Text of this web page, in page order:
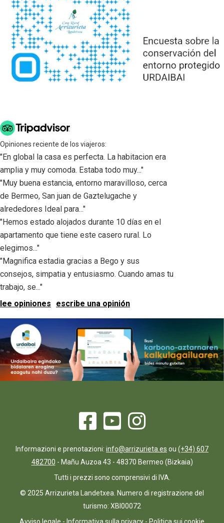
Opiniones reciente de los viajeros:
"En global la casa es perfecta. La habitacion era
amplia y muy comoda. Estaba todo muy..."
"Muy buena estancia, entorno maravilloso, cerca
de Bermeo, San juan de Gaztelugache y
alrededores Ideal para..."
"Hemos estado alojados durante 10 días en el
apartamento que tiene este casero rural. Lo
elegimos..."
"Magnifica estadia gracias a Bego y sus
consejos, simpatia y entusiasmo. Cuando amas tu
trabajo, se..."
lee opiniones
escribe una opinión
Informazioni e prenotazioni: info@arrizurieta.es ou (+34) 607
482700 - Mañu Auzoa 43 - 48370 Bermeo (Bizkaia)
Tutti i prezzi sono comprensivi di IVA.
© 2025 Arrizurieta Landetxea. Numero di registrazione del
turismo: XBI00072